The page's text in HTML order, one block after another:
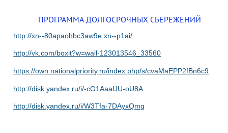
ПРОГРАММА ДОЛГОСРОЧНЫХ СБЕРЕЖЕНИЙ
http://xn--80apaohbc3aw9e.xn--p1ai/
http://vk.com/boxit?w=wall-123013546_33560
https://own.nationalpriority.ru/index.php/s/cvaMaEPP2fBn6c9
http://disk.yandex.ru/i/-cG1AaaUU-oU8A
http://disk.yandex.ru/i/W3Tfa-7DAyxQmg